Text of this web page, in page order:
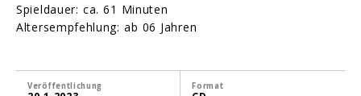
Spieldauer: ca. 61 Minuten
Altersempfehlung: ab 06 Jahren
Veröffentlichung Format